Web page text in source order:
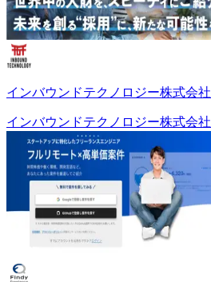
インバウンドテクノロジー株式会社
インバウンドテクノロジー株式会社